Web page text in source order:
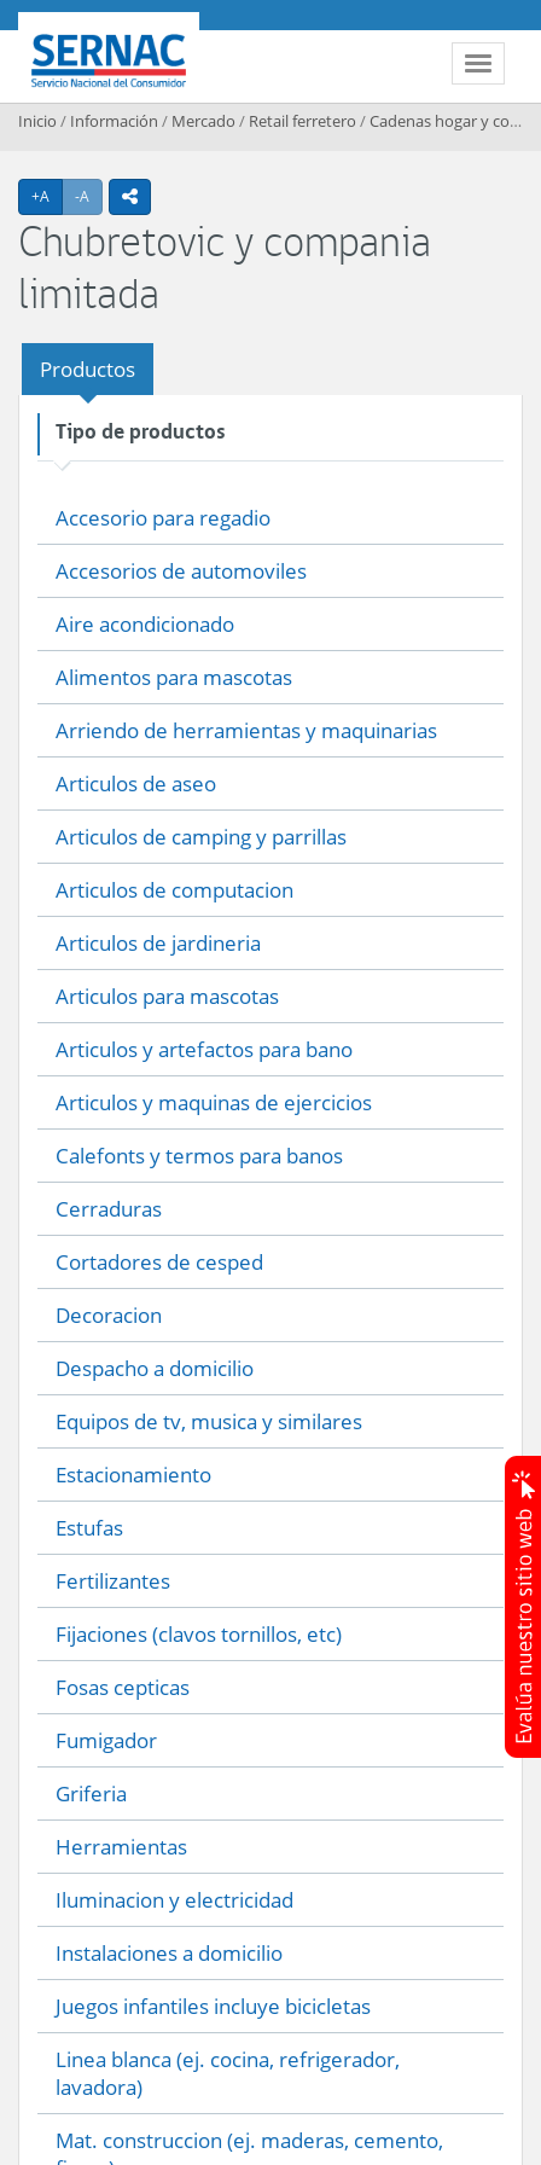
Contenido principal
Toggle
SERNAC
Inicio / Información / Mercado / Retail ferretero /Cadenas hogar y construccion
+A Agrandar texto
-A Achicar textoicono compartir
Chubretovic y compania
limitada
Productos
Tipo de productos
Accesorio para regadio
Accesorios de automoviles
Aire acondicionado
Alimentos para mascotas
Arriendo de herramientas y maquinarias
Articulos de aseo
Articulos de camping y parrillas
Articulos de computacion
Articulos de jardineria
Articulos para mascotas
Articulos y artefactos para bano
Articulos y maquinas de ejercicios
Calefonts y termos para banos
Cerraduras
Cortadores de cesped
Decoracion
Despacho a domicilio
Equipos de tv, musica y similares
Estacionamiento
Estufas
Fertilizantes
Fijaciones (clavos tornillos, etc)
Fosas cepticas
Fumigador
Griferia
Herramientas
Iluminacion y electricidad
Instalaciones a domicilio
Juegos infantiles incluye bicicletas
Linea blanca (ej. cocina, refrigerador,
lavadora)
Mat. construccion (ej. maderas, cemento,